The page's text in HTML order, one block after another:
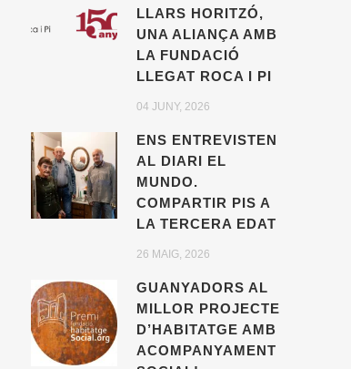
LLARS HORITZÓ,
UNA ALIANÇA AMB
LA FUNDACIÓ
LLEGAT ROCA I PI
04 JUNY, 2026
ENS ENTREVISTEN
AL DIARI EL
MUNDO.
COMPARTIR PIS A
LA TERCERA EDAT
26 MAIG, 2026
GUANYADORS AL
MILLOR PROJECTE
D’HABITATGE AMB
ACOMPANYAMENT